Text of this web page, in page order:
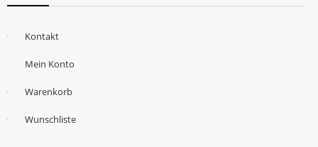
Kontakt
Mein Konto
Warenkorb
Wunschliste